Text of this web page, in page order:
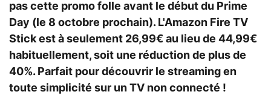
pas cette promo folle avant le début du Prime
Day (le 8 octobre prochain). L'Amazon Fire TV
Stick est à seulement 26,99€ au lieu de 44,99€
habituellement, soit une réduction de plus de
40%. Parfait pour découvrir le streaming en
toute simplicité sur un TV non connecté !